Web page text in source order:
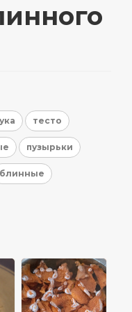
тесто
пузырьки
блинные